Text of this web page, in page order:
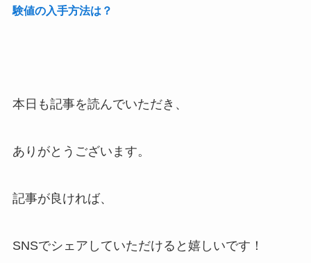
験値の入手方法は？
本日も記事を読んでいただき、
ありがとうございます。
記事が良ければ、
SNSでシェアしていただけると嬉しいです！